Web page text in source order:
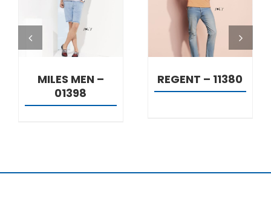
DETALJI
MILES MEN –
01398
DETALJI
REGENT – 11380